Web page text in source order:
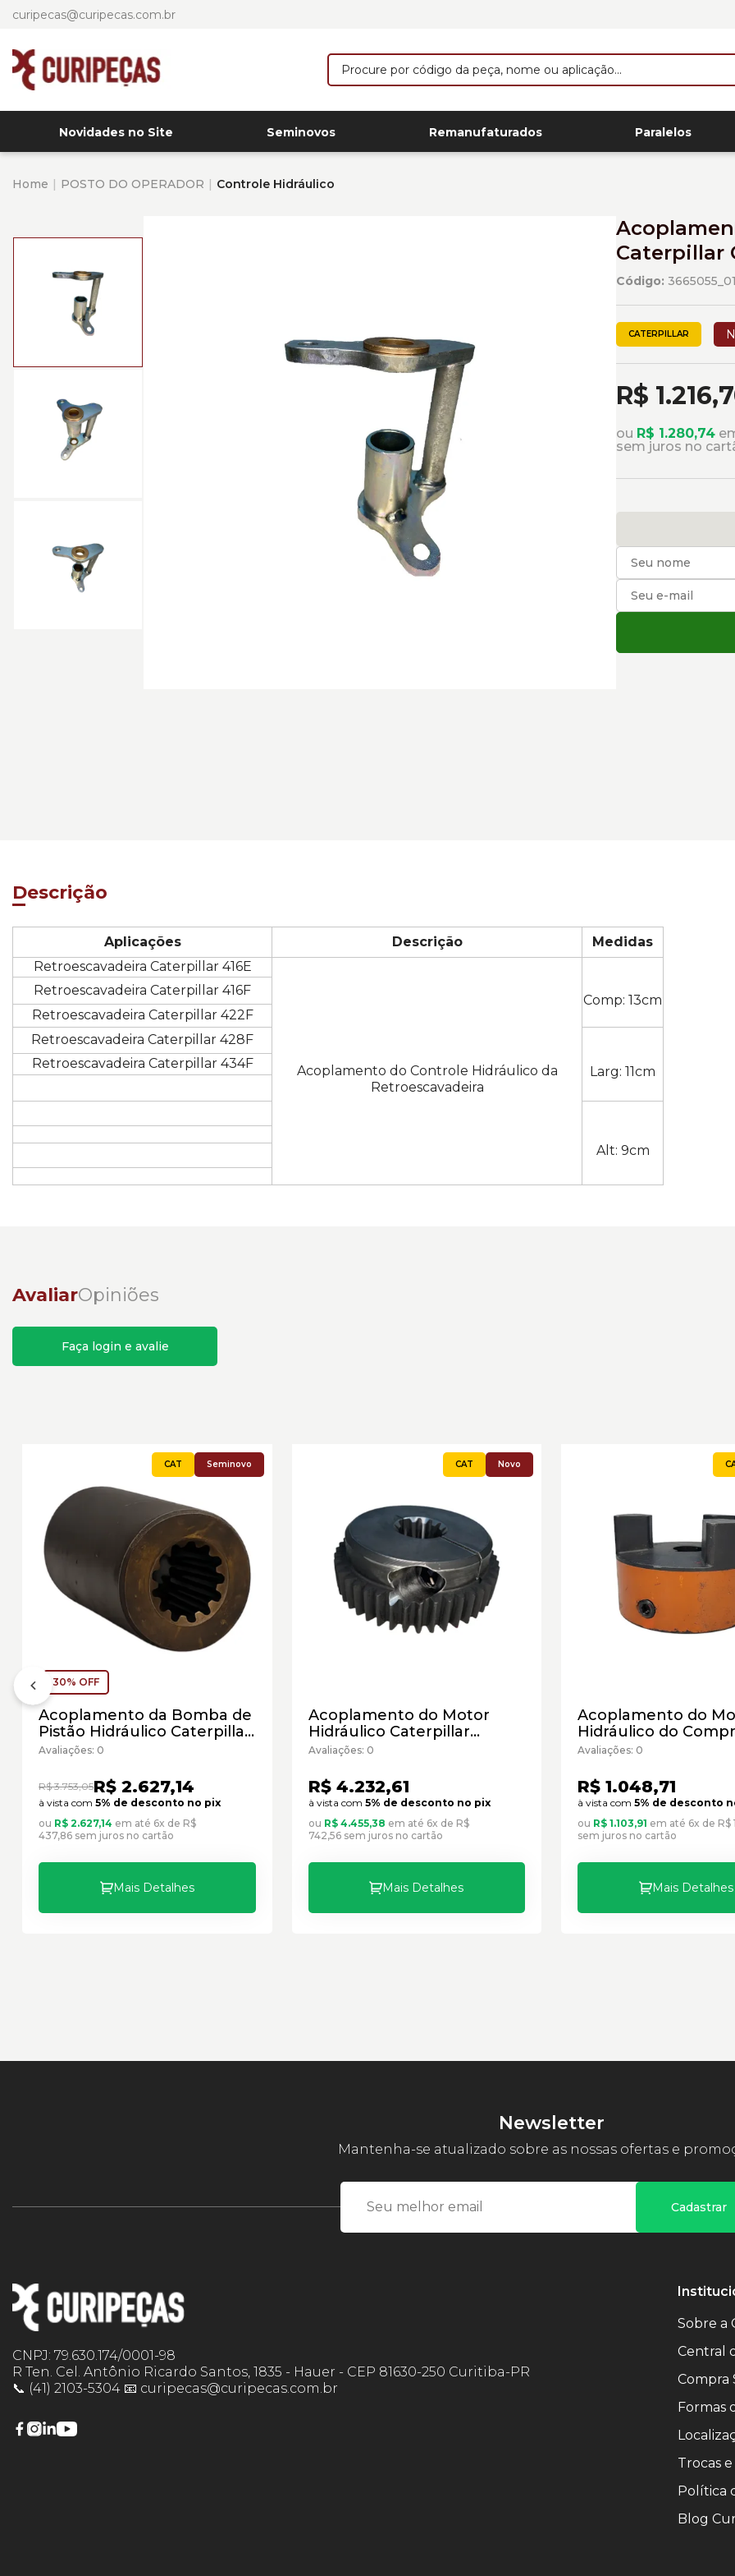
curipecas@curipecas.com.br
Novidades no Site Seminovos Remanufaturados Paralelos
Home POSTO DO OPERADOR Controle Hidráulico
Caterpillar
Código:
CATERPILLAR
R$
ou R$ 1.280,74
sem juros no
Descrição
Aplicações Descrição
Medidas
Retroescavadeira Caterpillar 416E
Acoplamento do Controle Hidráulico da
Retroescavadeira
Comp: 13cm
Retroescavadeira Caterpillar 416F
Retroescavadeira Caterpillar 422F
Retroescavadeira Caterpillar 428F
Larg: 11cm
Retroescavadeira Caterpillar 434F
Alt: 9cm
AvaliarOpiniões
Faça login e avalie
Seminovo
30% OFF
Acoplamento da Bomba de
Pistão Hidráulico Caterpillar
Cód:2631372 - Seminovo
Avaliações: 0
R$ 3.753,05R$ 2.627,14
à vista com 5% de desconto no pix
ou R$ 2.627,14 em até 6x de R$
437,86 sem juros no cartão
Mais Detalhes
Novo
Acoplamento do Motor
Hidráulico Caterpillar
Cód:385-2754
Avaliações: 0
R$ 4.232,61
à vista com 5% de desconto no pix
ou R$ 4.455,38 em até 6x de R$
742,56 sem juros no cartão
Mais Detalhes
Acoplamento do
Hidráulico do
de Ar Caterpillar
Avaliações: 0
R$ 1.048,71
à vista com 5% de desconto
ou R$ 1.103,91 em até 6x de R$
sem juros no cartão
Mais Detalhes
Newsletter
Mantenha-se atualizado sobre as nossas ofertas e
Cadastrar
CNPJ: 79.630.174/0001-98
R Ten. Cel. Antônio Ricardo Santos, 1835 - Hauer - CEP 81630-250 Curitiba-PR
📞 (41) 2103-5304 📧 curipecas@curipecas.com.br
Sobre a
Central
Compra
Formas
Trocas
Política
Blog